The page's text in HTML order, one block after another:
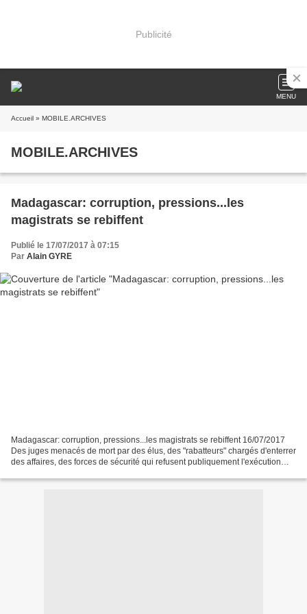
Publicité
MENU
Accueil » MOBILE.ARCHIVES
MOBILE.ARCHIVES
Madagascar: corruption, pressions...les
magistrats se rebiffent
Publié le 17/07/2017 à 07:15
Par Alain GYRE
Madagascar: corruption, pressions...les magistrats se rebiffent 16/07/2017
Des juges menacés de mort par des élus, des "rabatteurs" chargés d'enterrer
des affaires, des forces de sécurité qui refusent publiquement l'exécution